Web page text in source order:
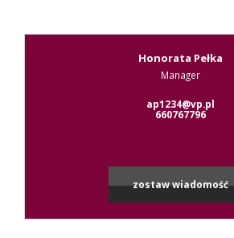
Honorata Pełka
Manager
ap1234@vp.pl
660767796
zostaw wiadomość